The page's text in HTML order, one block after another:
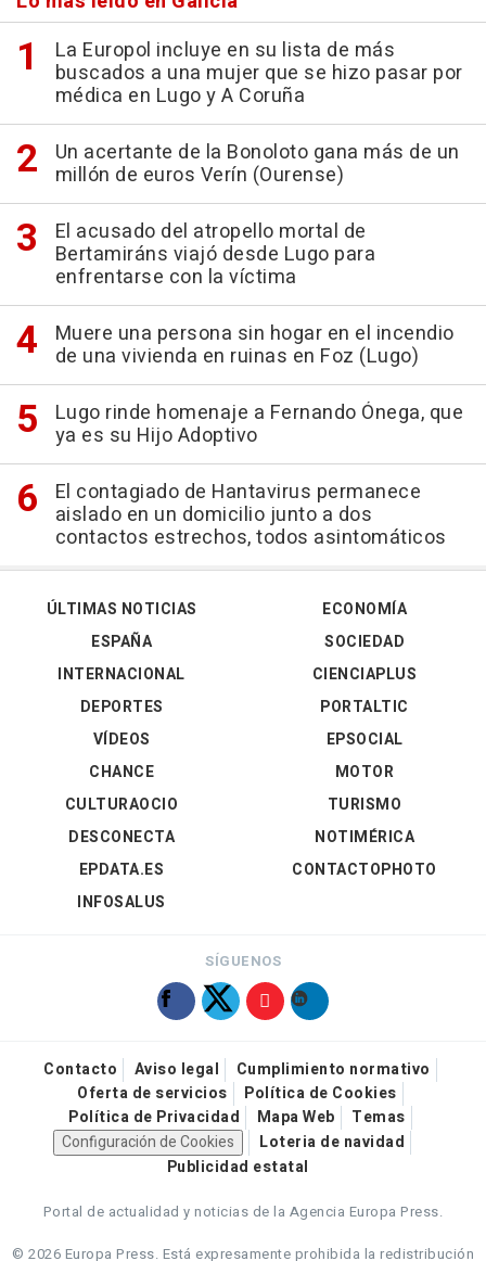
La Europol incluye en su lista de más
buscados a una mujer que se hizo pasar por
médica en Lugo y A Coruña
Un acertante de la Bonoloto gana más de un
millón de euros Verín (Ourense)
El acusado del atropello mortal de
Bertamiráns viajó desde Lugo para
enfrentarse con la víctima
Muere una persona sin hogar en el incendio
de una vivienda en ruinas en Foz (Lugo)
Lugo rinde homenaje a Fernando Ónega, que
ya es su Hijo Adoptivo
El contagiado de Hantavirus permanece
aislado en un domicilio junto a dos
contactos estrechos, todos asintomáticos
ÚLTIMAS NOTICIAS
ESPAÑA
INTERNACIONAL
DEPORTES
VÍDEOS
ECONOMÍA
SOCIEDAD
CIENCIAPLUS
PORTALTIC
EPSOCIAL
CHANCE
CULTURAOCIO
DESCONECTA
EPDATA.ES
INFOSALUS
MOTOR
TURISMO
NOTIMÉRICA
CONTACTOPHOTO
SÍGUENOS
Contacto Aviso legal
Cumplimiento normativo
Oferta de servicios
Política de Cookies
Política de Privacidad
Mapa Web
Temas
Configuración de Cookies
Loteria de navidad
Publicidad estatal
Portal de actualidad y noticias de la Agencia Europa Press.
© 2026 Europa Press. Está expresamente prohibida la redistribución